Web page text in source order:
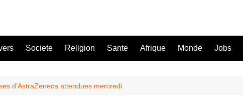
Societe Religion Sante Afrique Monde Jobs
d’AstraZeneca attendues mercredi